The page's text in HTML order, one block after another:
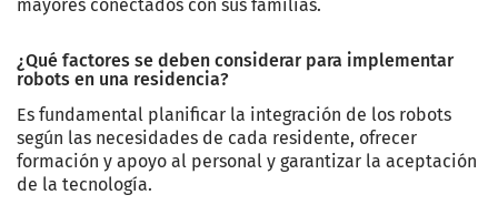
mayores conectados con sus familias.
¿Qué factores se deben considerar para implementar
robots en una residencia?
Es fundamental planificar la integración de los robots
según las necesidades de cada residente, ofrecer
formación y apoyo al personal y garantizar la aceptación
de la tecnología.